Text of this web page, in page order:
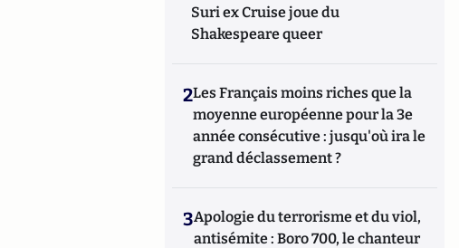
Suri ex Cruise joue du
Shakespeare queer
2Les Français moins riches que la
moyenne européenne pour la 3e
année consécutive : jusqu'où ira le
grand déclassement ?
3Apologie du terrorisme et du viol,
antisémite : Boro 700, le chanteur